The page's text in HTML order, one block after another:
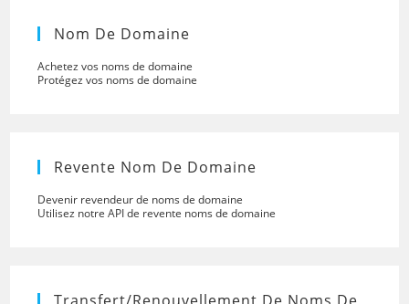
Nom De Domaine
Achetez vos noms de domaine
Protégez vos noms de domaine
Revente Nom De Domaine
Devenir revendeur de noms de domaine
Utilisez notre API de revente noms de domaine